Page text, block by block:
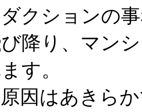
クションの
降り、マン
す。
因はあきら